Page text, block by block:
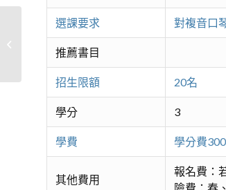
選課要求 對複音口
推薦書目
招生限額 20名
學分 3
學費 學分費
其他費用
報名費：